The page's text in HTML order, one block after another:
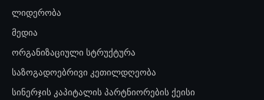
ლიდერობა
მედია
ორგანიზაციული სტრუქტურა
საზოგადოებრივი კეთილდღეობა
სინერჯის კაპიტალის პარტნიორების ქეისი